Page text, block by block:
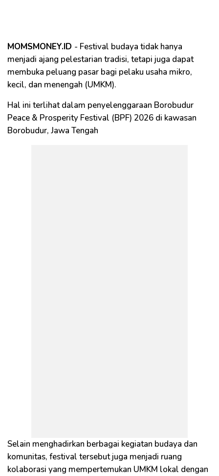
MOMSMONEY.ID - Festival budaya tidak hanya
menjadi ajang pelestarian tradisi, tetapi juga dapat
membuka peluang pasar bagi pelaku usaha mikro,
kecil, dan menengah (UMKM).
Hal ini terlihat dalam penyelenggaraan Borobudur
Peace & Prosperity Festival (BPF) 2026 di kawasan
Borobudur, Jawa Tengah
Selain menghadirkan berbagai kegiatan budaya dan
komunitas, festival tersebut juga menjadi ruang
kolaborasi yang mempertemukan UMKM lokal dengan